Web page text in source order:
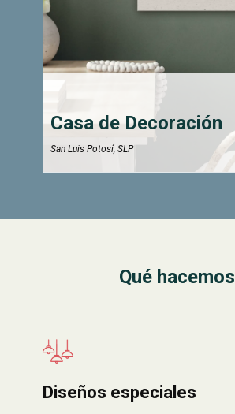
Casa de Deco​​​raci​​ón
San Luis Potosí, SLP
Qué hacemos
Diseños especiales